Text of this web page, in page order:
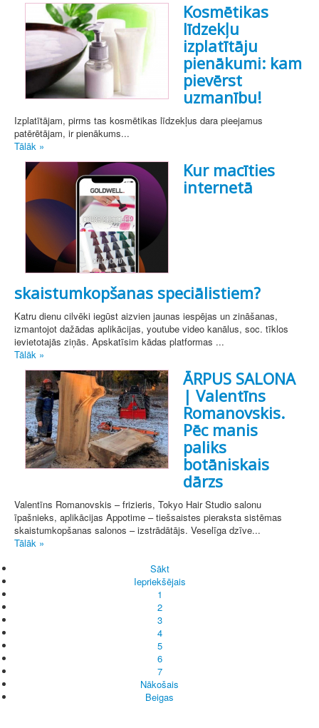
Kosmētikas
līdzekļu
izplatītāju
pienākumi: kam
pievērst
uzmanību!
Izplatītājam, pirms tas kosmētikas līdzekļus dara pieejamus
patērētājam, ir pienākums...
Tālāk »
Kur macīties
internetā
skaistumkopšanas speciālistiem?
Katru dienu cilvēki iegūst aizvien jaunas iespējas un zināšanas,
izmantojot dažādas aplikācijas, youtube video kanālus, soc. tīklos
ievietotajās ziņās. Apskatīsim kādas platformas ...
Tālāk »
ĀRPUS SALONA
| Valentīns
Romanovskis.
Pēc manis
paliks
botāniskais
dārzs
Valentīns Romanovskis – frizieris, Tokyo Hair Studio salonu
īpašnieks, aplikācijas Appotime – tiešsaistes pieraksta sistēmas
skaistumkopšanas salonos – izstrādātājs. Veselīga dzīve...
Tālāk »
Sākt
Iepriekšējais
1
2
3
4
5
6
7
Nākošais
Beigas